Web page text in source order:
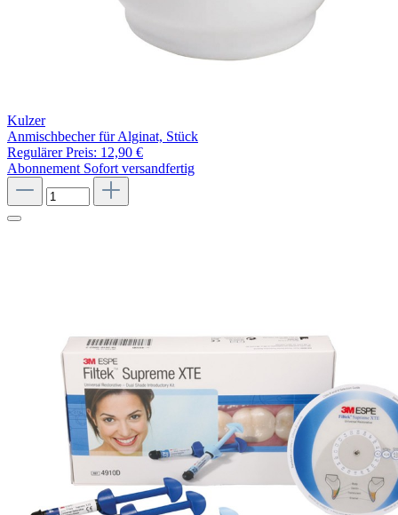
Kulzer
Anmischbecher für Alginat, Stück
Regulärer Preis: 12,90 €
Abonnement Sofort versandfertig